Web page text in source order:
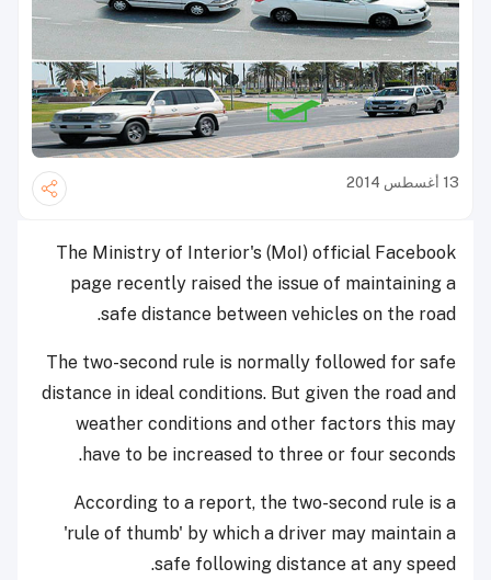
13 أغسطس 2014
The Ministry of Interior's (MoI) official Facebook
page recently raised the issue of maintaining a
safe distance between vehicles on the road.
The two-second rule is normally followed for safe
distance in ideal conditions. But given the road and
weather conditions and other factors this may
have to be increased to three or four seconds.
According to a report, the two-second rule is a
'rule of thumb' by which a driver may maintain a
safe following distance at any speed.